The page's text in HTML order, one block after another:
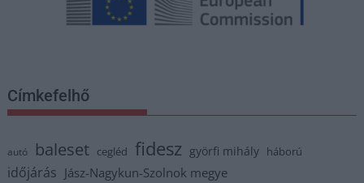
Címkefelhő
autó baleset cegléd fidesz györfi mihály háború
időjárás Jász-Nagykun-Szolnok megye